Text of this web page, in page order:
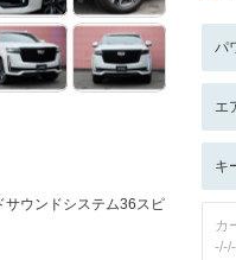
サウンドシステム36スピ
パ
エ
キ
カ